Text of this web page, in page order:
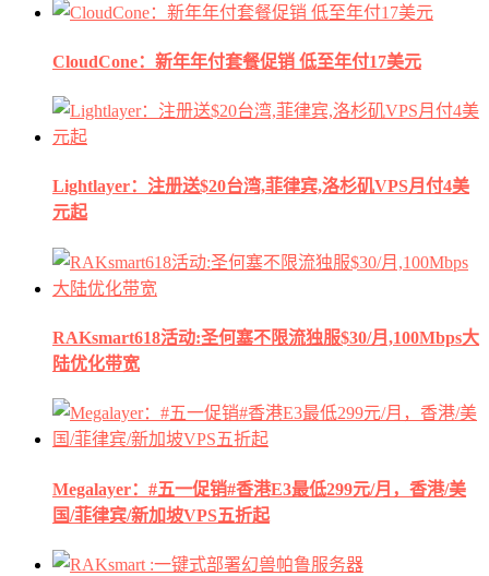
CloudCone：新年年付套餐促销 低至年付17美元
Lightlayer：注册送$20台湾,菲律宾,洛杉矶VPS月付4美
元起
RAKsmart618活动:圣何塞不限流独服$30/月,100Mbps大
陆优化带宽
Megalayer：#五一促销#香港E3最低299元/月，香港/美
国/菲律宾/新加坡VPS五折起